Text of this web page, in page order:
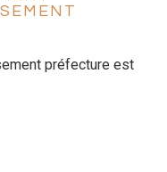
préfecture est